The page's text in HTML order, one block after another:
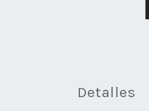
Detalles